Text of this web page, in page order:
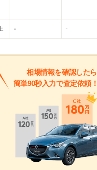
- -
相場情報を確認したら
簡単90秒入力で査定依頼！